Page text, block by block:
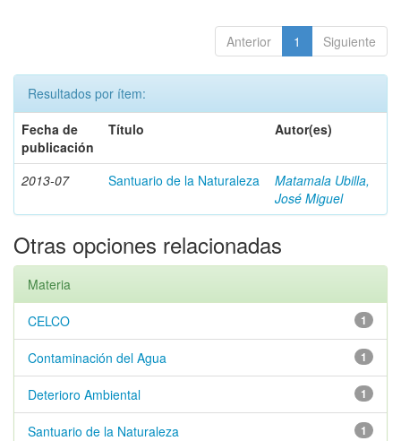
Anterior 1 Siguiente
Resultados por ítem:
Fecha de
publicación
Título Autor(es)
2013-07 Santuario de la Naturaleza
Matamala Ubilla,
José Miguel
Otras opciones relacionadas
Materia
1
CELCO
1
Contaminación del Agua
1
Deterioro Ambiental
1
Santuario de la Naturaleza